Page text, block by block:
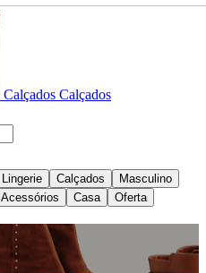
Calçados Calçados
Lingerie Calçados
Masculino
Acessórios Casa Oferta